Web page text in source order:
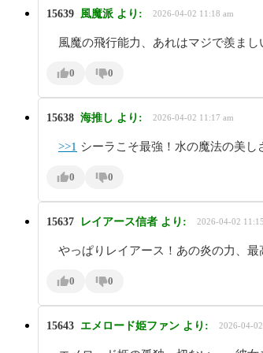
15639 風魔派 より: 2026-04-02 11:18 am
風魔の飛行能力、あれはマジで羨まし
0 0
15638 海推し より: 2026-04-02 11:17 am
>>1 シーラこそ最強！水の魔法の美し
0 0
15637 レイアース信者 より: 2026-04-02
やっぱりレイアース！あの炎の力、最
0 0
15643 エメロード姫ファン より: 2026-04-